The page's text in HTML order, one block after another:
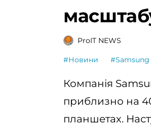
ProIT NEWS
#Новини #Samsung
Компанія
приблизно на
планшетах.